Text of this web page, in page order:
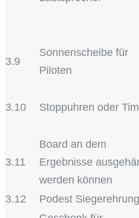
3.9
Sonnenscheibe für
Piloten
3.10 Stoppuhren oder
3.11
Board an dem
Ergebnisse
werden können
3.12 Podest Siegerehrung